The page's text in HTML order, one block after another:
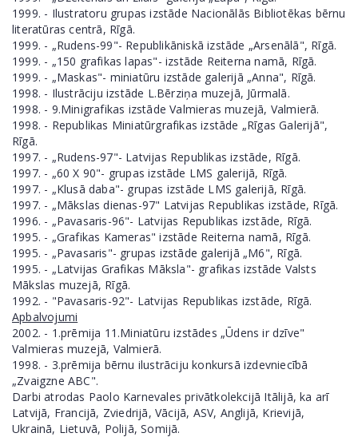
1999. - Ilustratoru grupas izstāde Nacionālās Bibliotēkas bērnu
literatūras centrā, Rīgā.
1999. - „Rudens-99"- Republikāniskā izstāde „Arsenālā", Rīgā.
1999. - „150 grafikas lapas"- izstāde Reiterna namā, Rīgā.
1999. - „Maskas"- miniatūru izstāde galerijā „Anna", Rīgā.
1998. - Ilustrāciju izstāde L.Bērziņa muzejā, Jūrmalā.
1998. - 9.Minigrafikas izstāde Valmieras muzejā, Valmierā.
1998. - Republikas Miniatūrgrafikas izstāde „Rīgas Galerijā",
Rīgā.
1997. - „Rudens-97"- Latvijas Republikas izstāde, Rīgā.
1997. - „60 Х 90"- grupas izstāde LMS galerijā, Rīgā.
1997. - „Klusā daba"- grupas izstāde LMS galerijā, Rīgā.
1997. - „Mākslas dienas-97" Latvijas Republikas izstāde, Rīgā.
1996. - „Pavasaris-96"- Latvijas Republikas izstāde, Rīgā.
1995. - „Grafikas Kameras" izstāde Reiterna namā, Rīgā.
1995. - „Pavasaris"- grupas izstāde galerijā „M6", Rīgā.
1995. - „Latvijas Grafikas Māksla"- grafikas izstāde Valsts
Mākslas muzejā, Rīgā.
1992. - "Pavasaris-92"- Latvijas Republikas izstāde, Rīgā.
Apbalvojumi
2002. - 1.prēmija 11.Miniatūru izstādes „Ūdens ir dzīve"
Valmieras muzejā, Valmierā.
1998. - 3.prēmija bērnu ilustrāciju konkursā izdevniecībā
„Zvaigzne ABC".
Darbi atrodas Paolo Karnevales privātkolekcijā Itālijā, ka arī
Latvijā, Francijā, Zviedrijā, Vācijā, ASV, Anglijā, Krievijā,
Ukrainā, Lietuvā, Polijā, Somijā.